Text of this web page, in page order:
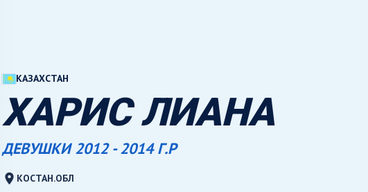
КАЗАХСТАН
ХАРИС ЛИАНА
ДЕВУШКИ 2012 - 2014 Г.Р
location_on КОСТАН.ОБЛ